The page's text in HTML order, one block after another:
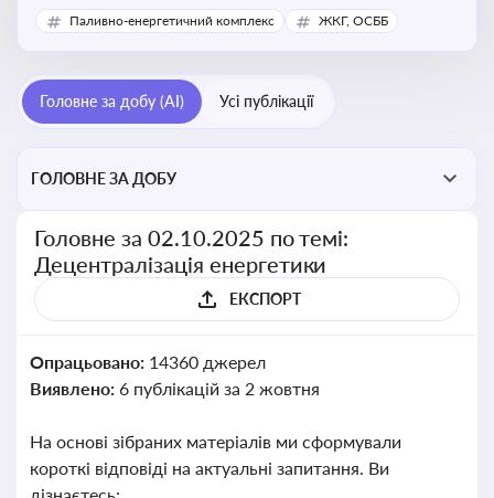
енергозабезпечення, де виробництво електроенергії
здійснюється ближче до споживача. Це важливо для
втрат при транспортуванні енергії та стимулювання
розвитку відновлюваних джерел
Паливно-енергетичний комплекс ЖКГ, ОСББ
Головне за добу (AI) Усі публікації
ГОЛОВНЕ ЗА ДОБУ
Головне за 02.10.2025 по темі:
Децентралізація енергетики
ЕКСПОРТ
Опрацьовано: 14360 джерел
Виявлено: 6 публікацій за 2 жовтня
На основі зібраних матеріалів ми сформували
короткі відповіді на актуальні запитання. Ви